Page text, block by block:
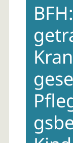
content